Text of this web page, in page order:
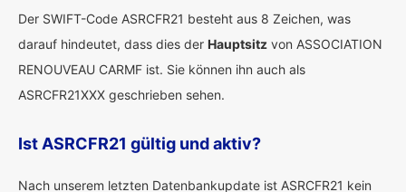
Der SWIFT-Code ASRCFR21 besteht aus 8 Zeichen, was
darauf hindeutet, dass dies der Hauptsitz von ASSOCIATION
RENOUVEAU CARMF ist. Sie können ihn auch als
ASRCFR21XXX geschrieben sehen.
Ist ASRCFR21 gültig und aktiv?
Nach unserem letzten Datenbankupdate ist ASRCFR21 kein